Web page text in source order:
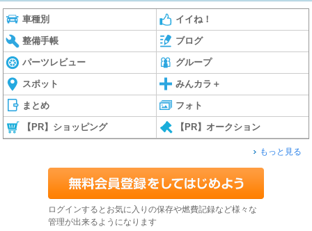
車種別 イイね！
整備手帳 ブログ
パーツレビュー グループ
スポット みんカラ＋
まとめ フォト
【PR】ショッピング 【PR】オークション
もっと見る
ログインするとお気に入りの保存や燃費記録など様々な
管理が出来るようになります